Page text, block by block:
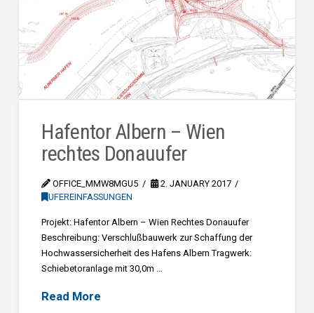
Hafentor Albern – Wien
rechtes Donauufer
OFFICE_MMW8MGU5
2. JANUARY 2017
UFEREINFASSUNGEN
Projekt: Hafentor Albern – Wien Rechtes Donauufer
Beschreibung: Verschlußbauwerk zur Schaffung der
Hochwassersicherheit des Hafens Albern Tragwerk:
Schiebetoranlage mit 30,0m …
Read More